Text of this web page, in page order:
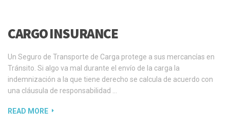
CARGO INSURANCE
Un Seguro de Transporte de Carga protege a sus mercancías en
Tránsito. Si algo va mal durante el envío de la carga la
indemnización a la que tiene derecho se calcula de acuerdo con
una cláusula de responsabilidad …
READ MORE